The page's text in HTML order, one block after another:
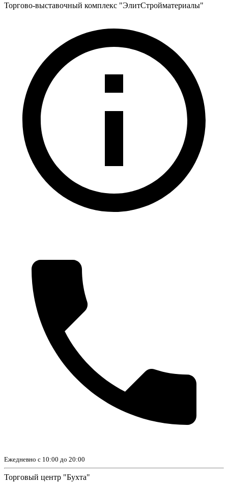
Торгово-выставочный комплекс "ЭлитСтройматериалы"
Ежедневно с 10:00 до 20:00
Торговый центр "Бухта"